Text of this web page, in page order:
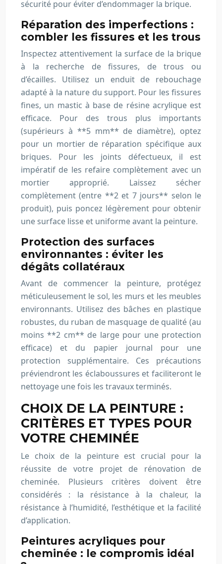
sécurité pour éviter d’endommager la brique.
Réparation des imperfections :
combler les fissures et les trous
Inspectez attentivement la surface de la brique
à la recherche de fissures, de trous ou
d’écailles. Utilisez un enduit de rebouchage
adapté à la nature du support. Pour les fissures
fines, un mastic à base de résine acrylique est
efficace. Pour des trous plus importants
(supérieurs à **5 mm** de diamètre), optez
pour un mortier de réparation spécifique aux
briques. Pour les joints défectueux, il est
impératif de les refaire complètement avec un
mortier approprié. Laissez sécher
complètement (entre **2 et 7 jours** selon le
produit), puis poncez légèrement pour obtenir
une surface lisse et uniforme avant la peinture.
Protection des surfaces
environnantes : éviter les
dégâts collatéraux
Avant de commencer la peinture, protégez
méticuleusement le sol, les murs et les meubles
environnants. Utilisez des bâches en plastique
robustes, du ruban de masquage de qualité (au
moins **2 cm** de large pour une protection
efficace) et du papier journal pour une
protection supplémentaire. Ces précautions
préviendront les éclaboussures et faciliteront le
nettoyage une fois les travaux terminés.
CHOIX DE LA PEINTURE :
CRITÈRES ET TYPES POUR
VOTRE CHEMINÉE
Le choix de la peinture est crucial pour la
réussite de votre projet de rénovation de
cheminée. Plusieurs critères doivent être
considérés : la résistance à la chaleur, la
résistance à l’humidité, l’esthétique et la facilité
d’application.
Peintures acryliques pour
cheminée : le compromis idéal